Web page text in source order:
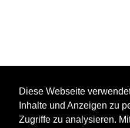
Diese Webseite
Inhalte und Anzeigen zu
Zugriffe zu analysieren.